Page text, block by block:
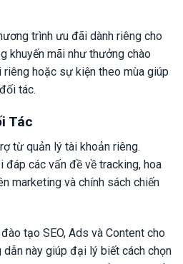
trình ưu đãi dành riêng cho
khuyến mãi như thưởng chào
riêng hoặc sự kiện theo mùa giúp
tác.
Tác
từ quản lý tài khoản riêng.
các vấn đề về tracking, hoa
marketing và chính sách chiến
tạo SEO, Ads và Content cho
này giúp đại lý biết cách chọn